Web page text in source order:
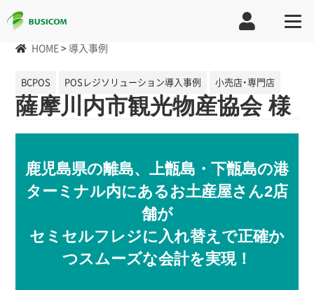
HOME >導入事例
BCPOS POSレジソリューション導入事例 小売店・専門店
薩摩川内市観光物産協会 様
鹿児島県の離島、上甑島・下甑島の港
ターミナル内にあるお土産屋さん2店
舗が
セミセルフレジに入れ替えで正確か
つスムーズな会計を実現！